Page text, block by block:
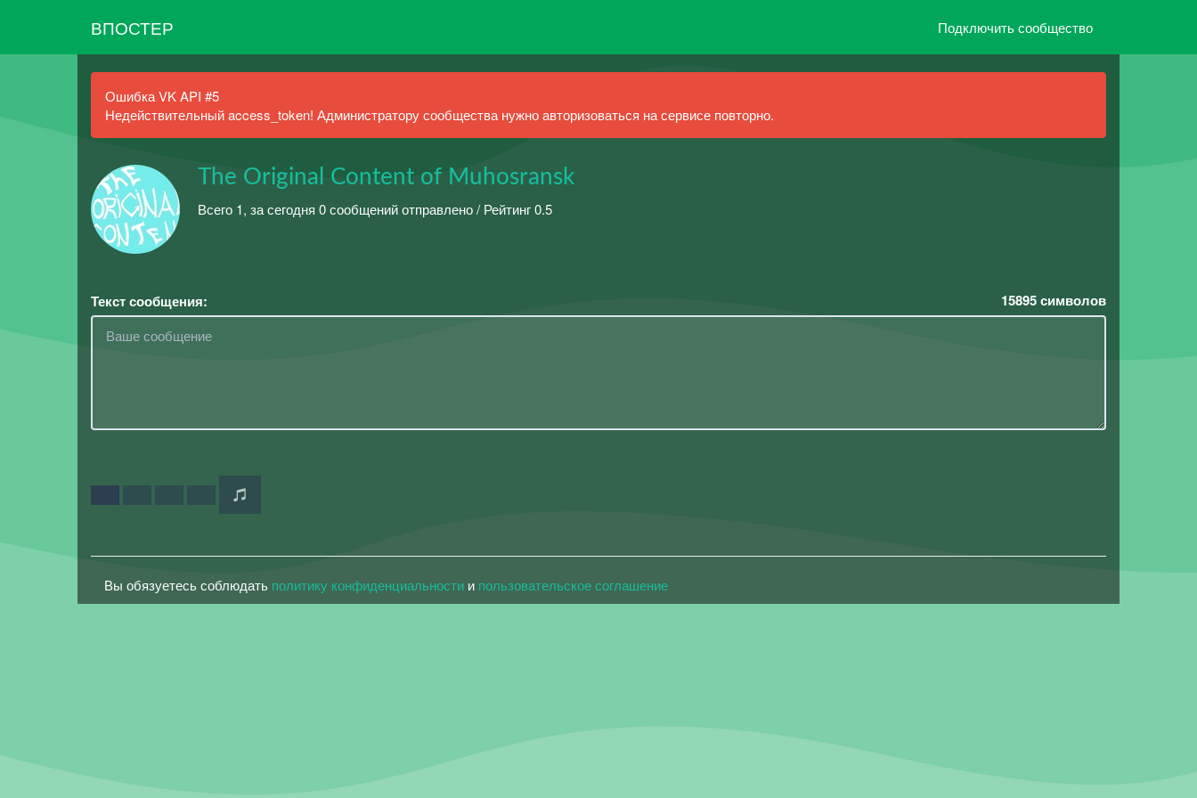
ВПОСТЕР Подключить сообщество
Ошибка VK API #5
Недействительный access_token! Администратору сообщества нужно авторизоваться на сервисе повторно.
The Original Content of Muhosransk
Всего 1, за сегодня 0 сообщений отправлено / Рейтинг 0.5
Текст сообщения: 15895символов
Вы обязуетесь соблюдать политику конфиденциальности и пользовательское соглашение